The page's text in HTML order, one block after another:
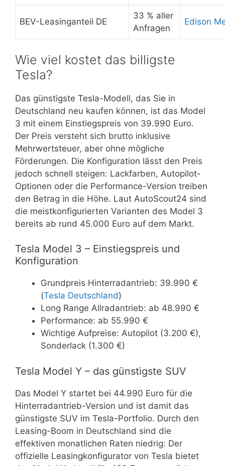
BEV-Leasinganteil DE
33 % aller
Anfragen
Edison
Wie viel kostet das billigste
Tesla?
Das günstigste Tesla-Modell, das Sie in
Deutschland neu kaufen können, ist das Model
3 mit einem Einstiegspreis von 39.990 Euro.
Der Preis versteht sich brutto inklusive
Mehrwertsteuer, aber ohne mögliche
Förderungen. Die Konfiguration lässt den Preis
jedoch schnell steigen: Lackfarben, Autopilot-
Optionen oder die Performance-Version treiben
den Betrag in die Höhe. Laut AutoScout24 sind
die meistkonfigurierten Varianten des Model 3
bereits ab rund 45.000 Euro auf dem Markt.
Tesla Model 3 – Einstiegspreis und
Konfiguration
Grundpreis Hinterradantrieb: 39.990 €
(Tesla Deutschland)
Long Range Allradantrieb: ab 48.990 €
Performance: ab 55.990 €
Wichtige Aufpreise: Autopilot (3.200 €),
Sonderlack (1.300 €)
Tesla Model Y – das günstigste SUV
Das Model Y startet bei 44.990 Euro für die
Hinterradantrieb-Version und ist damit das
günstigste SUV im Tesla-Portfolio. Durch den
Leasing-Boom in Deutschland sind die
effektiven monatlichen Raten niedrig: Der
offizielle Leasingkonfigurator von Tesla bietet